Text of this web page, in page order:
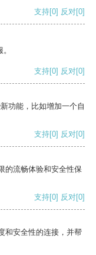
支持[0] 反对[0]
支持[0] 反对[0]
功能，比如增加一个自
支持[0] 反对[0]
的流畅体验和安全性保
支持[0] 反对[0]
和安全性的连接，并帮